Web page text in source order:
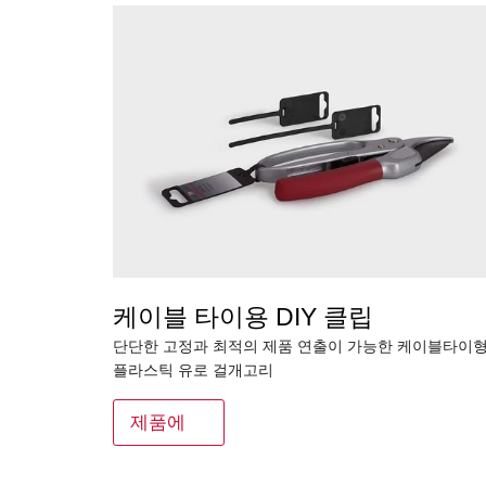
케이블 타이용 DIY 클립
단단한 고정과 최적의 제품 연출이 가능한 케이블타이형
플라스틱 유로 걸개고리
제품에